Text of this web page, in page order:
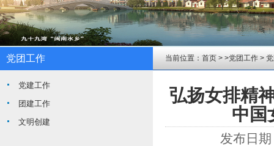
党团工作
党建工作
团建工作
文明创建
当前位置： 首页 > >党团工作 >
弘扬女排精
中国
发布日